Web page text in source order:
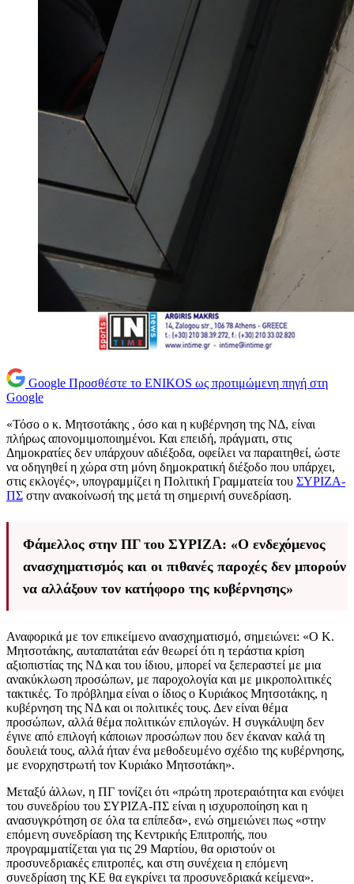
Google Προσθέστε το ENIKOS ως προτιμώμενη πηγή στη
Google
«Τόσο ο κ. Μητσοτάκης , όσο και η κυβέρνηση της ΝΔ, είναι
πλήρως απονομιμοποιημένοι. Και επειδή, πράγματι, στις
Δημοκρατίες δεν υπάρχουν αδιέξοδα, οφείλει να παραιτηθεί, ώστε
να οδηγηθεί η χώρα στη μόνη δημοκρατική διέξοδο που υπάρχει,
στις εκλογές», υπογραμμίζει η Πολιτική Γραμματεία του ΣΥΡΙΖΑ-
ΠΣ στην ανακοίνωσή της μετά τη σημερινή συνεδρίαση.
Φάμελλος στην ΠΓ του ΣΥΡΙΖΑ: «Ο ενδεχόμενος
ανασχηματισμός και οι πιθανές παροχές δεν μπορούν
να αλλάξουν τον κατήφορο της κυβέρνησης»
Αναφορικά με τον επικείμενο ανασχηματισμό, σημειώνει: «Ο Κ.
Μητσοτάκης, αυταπατάται εάν θεωρεί ότι η τεράστια κρίση
αξιοπιστίας της ΝΔ και του ίδιου, μπορεί να ξεπεραστεί με μια
ανακύκλωση προσώπων, με παροχολογία και με μικροπολιτικές
τακτικές. Το πρόβλημα είναι ο ίδιος ο Κυριάκος Μητσοτάκης, η
κυβέρνηση της ΝΔ και οι πολιτικές τους. Δεν είναι θέμα
προσώπων, αλλά θέμα πολιτικών επιλογών. Η συγκάλυψη δεν
έγινε από επιλογή κάποιων προσώπων που δεν έκαναν καλά τη
δουλειά τους, αλλά ήταν ένα μεθοδευμένο σχέδιο της κυβέρνησης,
με ενορχηστρωτή τον Κυριάκο Μητσοτάκη».
Μεταξύ άλλων, η ΠΓ τονίζει ότι «πρώτη προτεραιότητα και ενόψει
του συνεδρίου του ΣΥΡΙΖΑ-ΠΣ είναι η ισχυροποίηση και η
ανασυγκρότηση σε όλα τα επίπεδα», ενώ σημειώνει πως «στην
επόμενη συνεδρίαση της Κεντρικής Επιτροπής, που
προγραμματίζεται για τις 29 Μαρτίου, θα οριστούν οι
προσυνεδριακές επιτροπές, και στη συνέχεια η επόμενη
συνεδρίαση της ΚΕ θα εγκρίνει τα προσυνεδριακά κείμενα».